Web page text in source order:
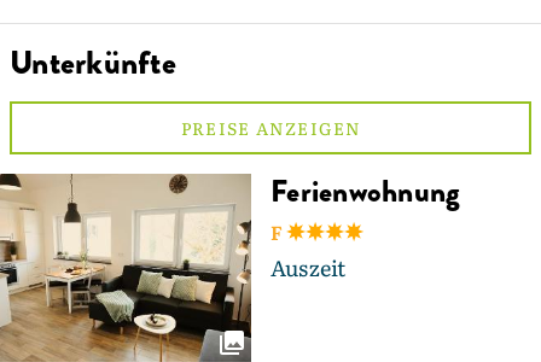
Unterkünfte
PREISE ANZEIGEN
Ferienwohnung
F
Auszeit